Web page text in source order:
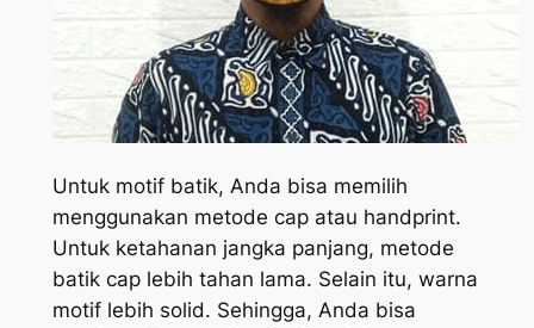
Untuk motif batik, Anda bisa memilih
menggunakan metode cap atau handprint.
Untuk ketahanan jangka panjang, metode
batik cap lebih tahan lama. Selain itu, warna
motif lebih solid. Sehingga, Anda bisa